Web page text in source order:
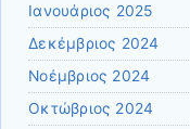
Ιανουάριος 2025
Δεκέμβριος 2024
Νοέμβριος 2024
Οκτώβριος 2024